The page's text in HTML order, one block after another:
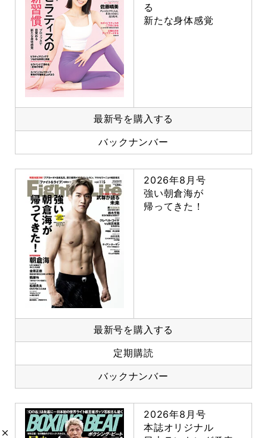
る
新たな身体感覚
最新号を購入する
バックナンバー
2026年8月号
強い朝倉海が
帰ってきた！
最新号を購入する
定期購読
バックナンバー
2026年8月号
本誌オリジナル